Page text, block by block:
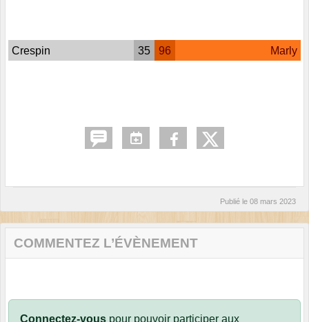
Crespin 35 96 Marly
Publié le 08 mars 2023
COMMENTEZ L’ÉVÈNEMENT
Connectez-vous pour pouvoir participer aux